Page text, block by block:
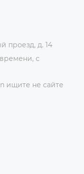
проезд, д. 14
с
ищите не сайте